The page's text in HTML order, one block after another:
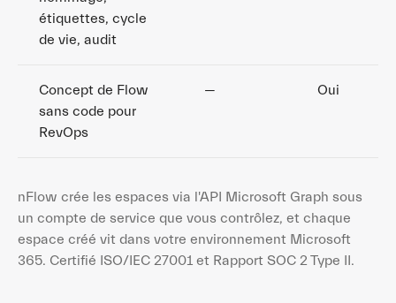
étiquettes, cycle
de vie, audit
Concept de Flow
sans code pour
RevOps
— Oui
nFlow crée les espaces via l'API Microsoft Graph sous
un compte de service que vous contrôlez, et chaque
espace créé vit dans votre environnement Microsoft
365. Certifié ISO/IEC 27001 et Rapport SOC 2 Type II.